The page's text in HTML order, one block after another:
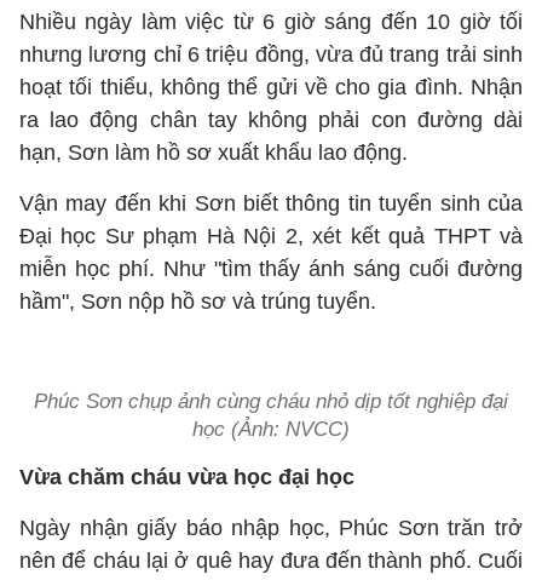
Nhiều ngày làm việc từ 6 giờ sáng đến 10 giờ tối
nhưng lương chỉ 6 triệu đồng, vừa đủ trang trải sinh
hoạt tối thiểu, không thể gửi về cho gia đình. Nhận
ra lao động chân tay không phải con đường dài
hạn, Sơn làm hồ sơ xuất khẩu lao động.
Vận may đến khi Sơn biết thông tin tuyển sinh của
Đại học Sư phạm Hà Nội 2, xét kết quả THPT và
miễn học phí. Như "tìm thấy ánh sáng cuối đường
hầm", Sơn nộp hồ sơ và trúng tuyển.
Phúc Sơn chụp ảnh cùng cháu nhỏ dịp tốt nghiệp đại
học (Ảnh: NVCC)
Vừa chăm cháu vừa học đại học
Ngày nhận giấy báo nhập học, Phúc Sơn trăn trở
nên để cháu lại ở quê hay đưa đến thành phố. Cuối